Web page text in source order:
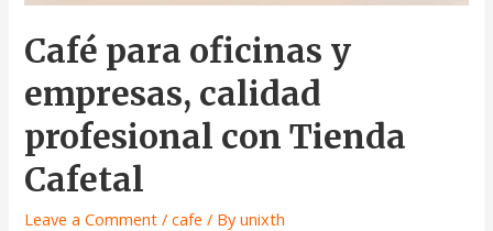
Café para oficinas y
empresas, calidad
profesional con Tienda
Cafetal
Leave a Comment /cafe / Byunixth